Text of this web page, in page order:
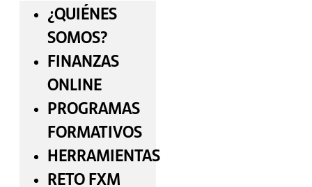
¿QUIÉNES
SOMOS?
FINANZAS
ONLINE
PROGRAMAS
FORMATIVOS
HERRAMIENTAS
RETO FXM